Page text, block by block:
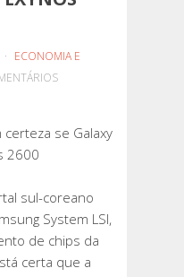
ECONOMIA E
se Galaxy
2600
sul-coreano
System LSI,
de chips da
certa que a